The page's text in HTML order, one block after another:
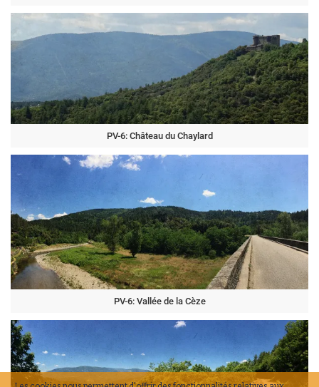
PV-6: Château du Chaylard
PV-6: Vallée de la Cèze